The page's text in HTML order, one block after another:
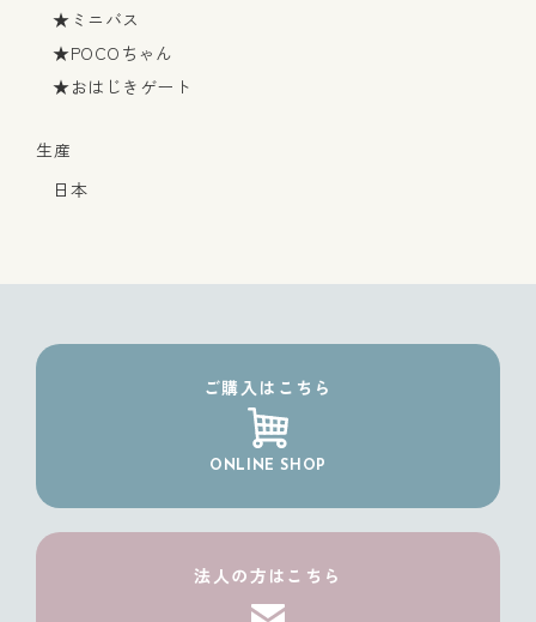
★ミニバス
★POCOちゃん
★おはじきゲート
生産
日本
ご購入はこちら
ONLINE SHOP
法人の方はこちら